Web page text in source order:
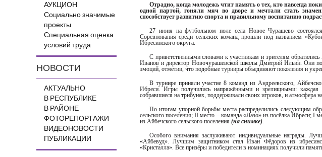
АУКЦИОН
Социально значимые
проекты
Специальная оценка
условий труда
НОВОСТИ
АКТУАЛЬНО
В РЕСПУБЛИКЕ
В РАЙОНЕ
ФОТОРЕПОРТАЖИ
ВИДЕОНОВОСТИ
ПУБЛИКАЦИИ
Отрадно, когда молодежь чтит память о тех, кто навсегда
одной партой, гоняли мяч во дворе и мечтали стать
способствует развитию спорта и правильному воспитанию
27 июня на футбольном поле села Новое Чурашево
Соревнования среди сельских команд прошли под названием
Ибресинского округа.
С приветственными словами к участникам и зрителям
Иванов и директор Новочурашевской школы Дмитрий Ильин. Они
эмоций, отметив, что подобные турниры объединяют поколения и
В турнире приняли участие 8 команд из Андреевского,
Ибреси. Игры получились напряжёнными и зрелищными: каждая
собравшиеся на трибунах, поддерживали своих игроков, и атмосфера
По итогам упорной борьбы места распределились следующим
сельского поселения; II место – команда «Лазо» из посёлка Ибреси; I
из Айбечского сельского поселения(на снимке).
Особого внимания заслуживают индивидуальные награды.
«Айбевуд». Лучшим защитником стал Иван Фёдоров из
«Кристалла». Все призёры и победители в номинациях получили